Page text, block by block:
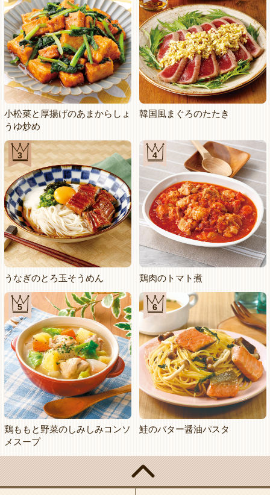
小松菜と厚揚げのあまからしょ
うゆ炒め
韓国風まぐろのたたき
3
うなぎのとろ玉そうめん
4
鶏肉のトマト煮
5
鶏ももと野菜のしみしみコンソ
メスープ
6
鮭のバター醤油パスタ